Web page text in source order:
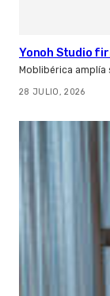
Yonoh Studio
Moblibérica
28 JULIO, 2026